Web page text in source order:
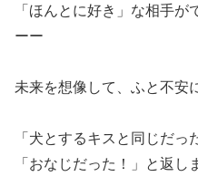
「ほんとに好き」な相手
ーー
未来を想像して、ふと不安
「犬とするキスと同じだ
「おなじだった！」と返し